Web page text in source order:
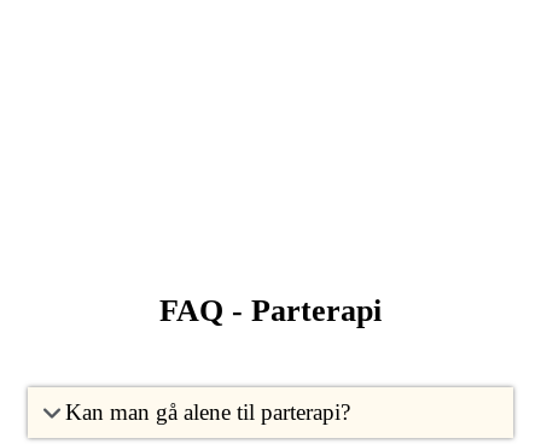
FAQ - Parterapi
Kan man gå alene til parterapi?